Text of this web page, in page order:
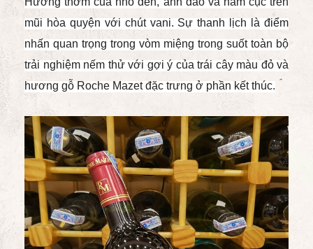
mũi hòa quyện với chút vani. Sự thanh lịch là điểm
nhấn quan trọng trong vòm miệng trong suốt toàn bộ
trải nghiệm nếm thử với gợi ý của trái cây màu đỏ và
hương gỗ Roche Mazet đặc trưng ở phần kết thúc.